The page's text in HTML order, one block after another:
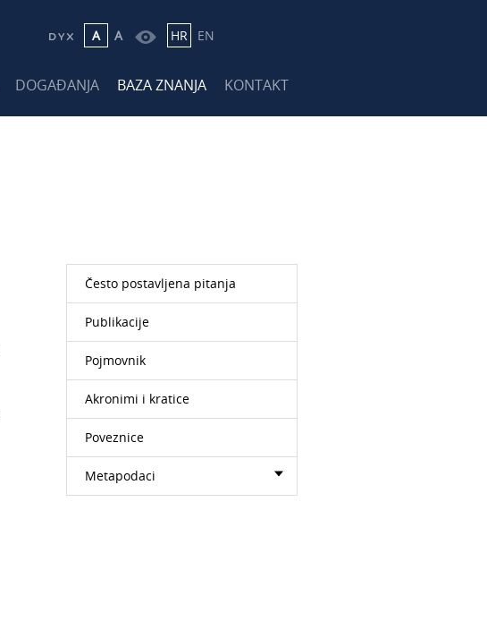
A A HR EN
DOGAĐANJA BAZA ZNANJA KONTAKT
Često postavljena pitanja
Publikacije
Pojmovnik
Akronimi i kratice
Poveznice
Metapodaci